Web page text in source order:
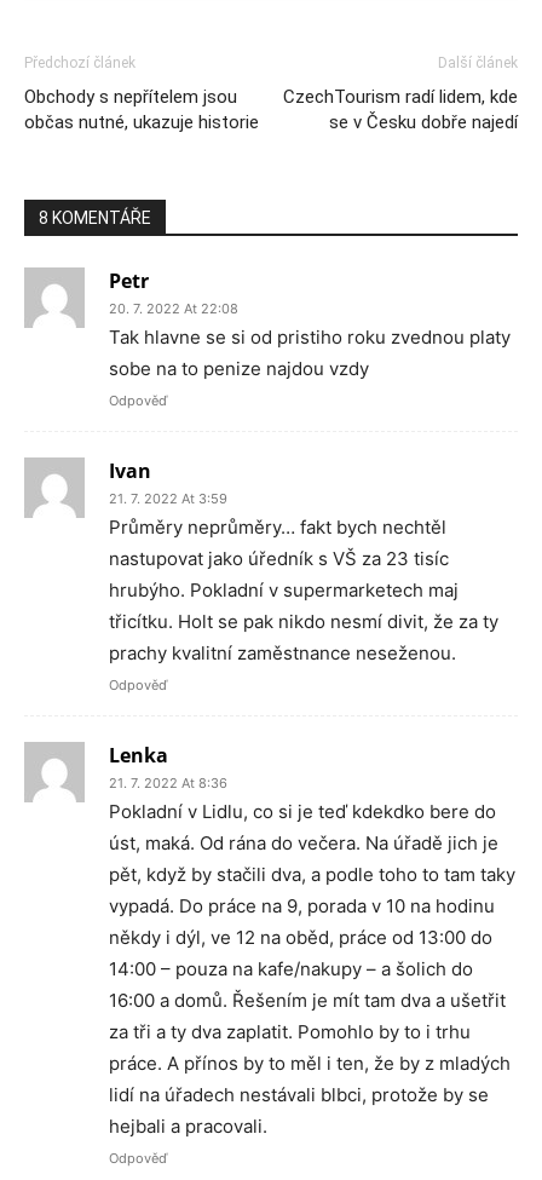
Předchozí článek
Obchody s nepřítelem jsou
občas nutné, ukazuje historie
Další článek
CzechTourism radí lidem, kde
se v Česku dobře najedí
8 KOMENTÁŘE
Petr
20. 7. 2022 At 22:08
Tak hlavne se si od pristiho roku zvednou platy
sobe na to penize najdou vzdy
Odpověď
Ivan
21. 7. 2022 At 3:59
Průměry neprůměry… fakt bych nechtěl
nastupovat jako úředník s VŠ za 23 tisíc
hrubýho. Pokladní v supermarketech maj
třicítku. Holt se pak nikdo nesmí divit, že za ty
prachy kvalitní zaměstnance neseženou.
Odpověď
Lenka
21. 7. 2022 At 8:36
Pokladní v Lidlu, co si je teď kdekdko bere do
úst, maká. Od rána do večera. Na úřadě jich je
pět, když by stačili dva, a podle toho to tam taky
vypadá. Do práce na 9, porada v 10 na hodinu
někdy i dýl, ve 12 na oběd, práce od 13:00 do
14:00 – pouza na kafe/nakupy – a šolich do
16:00 a domů. Řešením je mít tam dva a ušetřit
za tři a ty dva zaplatit. Pomohlo by to i trhu
práce. A přínos by to měl i ten, že by z mladých
lidí na úřadech nestávali blbci, protože by se
hejbali a pracovali.
Odpověď